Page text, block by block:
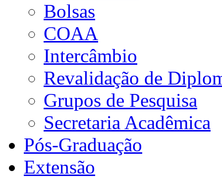
Bolsas
COAA
Intercâmbio
Revalidação de
Grupos de Pesquisa
Secretaria Acadêmica
Pós-Graduação
Extensão